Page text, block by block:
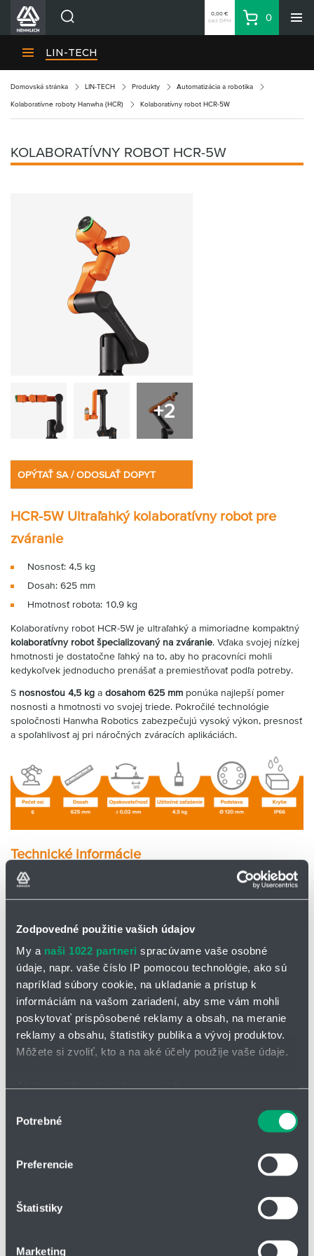
Zodpovedné použitie vašich údajov
My a naši 1022 partneri spracúvame vaše osobné
údaje, napr. vaše číslo IP pomocou technológie, ako sú
napríklad súbory cookie, na ukladanie a prístup k
informáciám na vašom zariadení, aby sme vám mohli
poskytovať prispôsobené reklamy a obsah, na meranie
reklamy a obsahu, štatistiky publika a vývoj produktov.
Môžete si zvoliť, kto a na aké účely použije vaše údaje.
polohe s presnosťou na niekoľko metrov
Viac informácií o tom, ako sa spracúvajú vaše osobné
môžete kedykoľvek zmeniť alebo odvolať cez Vyhlásenie
súhlasu
Potrebné
Preferencie
Štatistiky
Marketing
Divízie HENNLICH
Kariéra
Kontakty
Nákupný zoznam
Zone
0,00 €
bez DPH
Košík
0
LIN-TECH
Domovská stránka LIN-TECH Produkty Automatizácia a robotika
Kolaboratívne roboty Hanwha (HCR) Kolaboratívny robot HCR-5W
KOLABORATÍVNY ROBOT HCR-5W
+2
OPÝTAŤ SA / ODOSLAŤ DOPYT
HCR-5W Ultraľahký kolaboratívny robot pre
zváranie
Nosnosť: 4,5 kg
Dosah: 625 mm
Hmotnosť robota: 10,9 kg
Kolaboratívny robot HCR-5W je ultraľahký a mimoriadne kompaktný
kolaboratívny robot špecializovaný na zváranie. Vďaka svojej nízkej
hmotnosti je dostatočne ľahký na to, aby ho pracovníci mohli
kedykoľvek jednoducho prenášať a premiestňovať podľa potreby.
S nosnosťou 4,5 kg a dosahom 625 mm ponúka najlepší pomer
nosnosti a hmotnosti vo svojej triede. Pokročilé technológie
spoločnosti Hanwha Robotics zabezpečujú vysoký výkon, presnosť
a spoľahlivosť aj pri náročných zváracích aplikáciách.
Technické informácie
Počet osí (DOF):
Lineárna rýchlosť:
0,5 m/s
Rozsah pohybu a rýchlosti
J1: ±360°, max. 75°/s
J2: +180° / −120°, max. 75°/s
J3: +160° / −140°, max. 90°/s
J4: ±360°, max. 90°/s
J5: ±115°, max. 90°/s
J6: ±360°, max. 90°/s
Max. prúd:
Montážna plocha:
Krytie: